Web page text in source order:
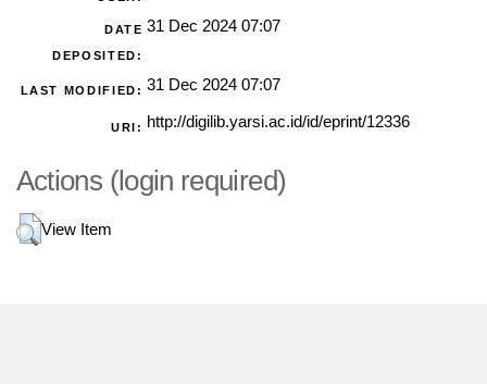
DATE
DEPOSITED:
31 Dec 2024 07:07
LAST MODIFIED: 31 Dec 2024 07:07
URI: http://digilib.yarsi.ac.id/id/eprint/12336
Actions (login required)
View Item